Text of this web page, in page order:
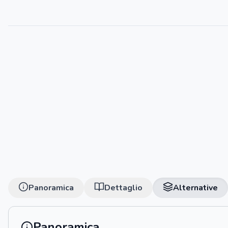
Panoramica Dettaglio Alternative